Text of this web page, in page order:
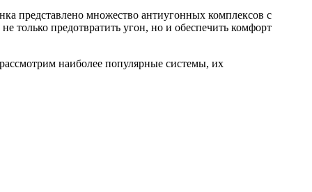
представлено множество антиугонных комплексов с
предотвратить угон, но и обеспечить комфорт
наиболее популярные системы, их